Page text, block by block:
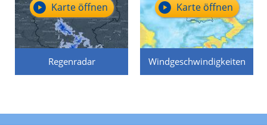
Regenradar
Karte öffnen
Windgeschwindigkeiten
Karte öffnen